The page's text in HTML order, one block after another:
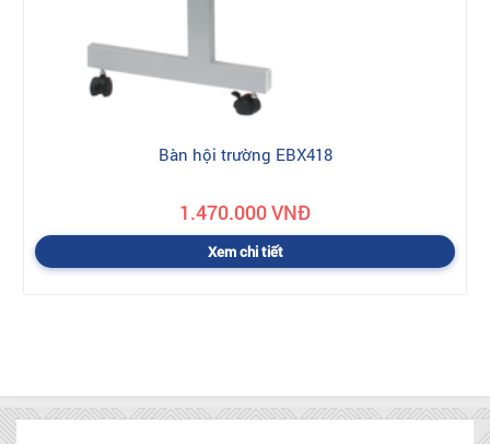
Bàn hội trường EBX418
1.470.000 VNĐ
Xem chi tiết